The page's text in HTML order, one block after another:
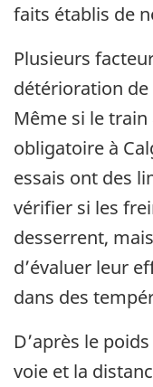
faits établis de
Plusieurs
détérioration de
Même si le train
obligatoire à
essais ont des
vérifier si les
desserrent,
d’évaluer leur
dans des
D’après le
voie et la